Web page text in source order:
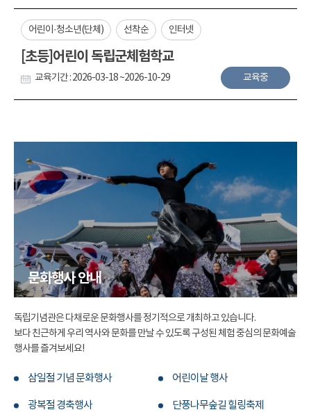
어린이·청소년(단체) 선착순 인터넷
[초등]어린이 독립군체험학교
교육기간 : 2026-03-18 ~2026-10-29 교육중
문화행사 안내
독립기념관은 다채로운 문화행사를 정기적으로 개최하고 있습니다.
보다 친근하게 우리 역사와 문화를 만날 수 있도록 구성된 체험 중심의 문화예술
행사를 즐겨보세요!
삼일절 기념 문화행사 어린이날 행사
광복절 경축행사 단풍나무숲길 힐링축제